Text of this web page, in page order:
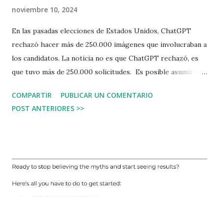
noviembre 10, 2024
En las pasadas elecciones de Estados Unidos, ChatGPT
rechazó hacer más de 250.000 imágenes que involucraban a
los candidatos. La noticia no es que ChatGPT rechazó, es
que tuvo más de 250.000 solicitudes. Es posible asumir sin
intentaron hacer una noticia falsa, o una imagen falsa.
Podría comentar más la noticia, pero creo que está bien
candidates.html
COMPARTIR
PUBLICAR UN COMENTARIO
POST ANTERIORES >>